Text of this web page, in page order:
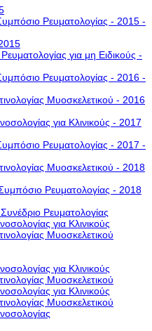
Ρευματολογίας - 2015 -
για μη Ειδικούς -
Ρευματολογίας - 2016 -
Μυοσκελετικού - 2016
για Κλινικούς - 2017
Ρευματολογίας - 2017 -
Μυοσκελετικού - 2018
Ρευματολογίας - 2018
Ρευματολογίας
για Κλινικούς
Μυοσκελετικού
για Κλινικούς
Μυοσκελετικού
για Κλινικούς
Μυοσκελετικού